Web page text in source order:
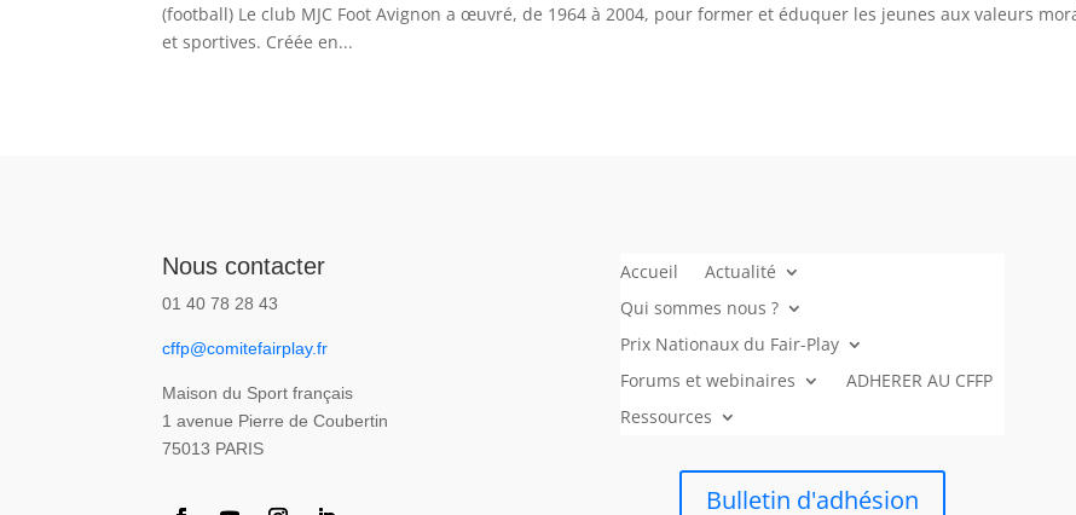
(football) Le club MJC Foot Avignon a œuvré, de 1964 à 2004, pour former et éduquer les jeunes aux valeurs
et sportives. Créée en...
Nous contacter
01 40 78 28 43
cffp@comitefairplay.fr
Maison du Sport français
1 avenue Pierre de Coubertin
75013 PARIS
Accueil
Actualité
Qui sommes nous ?
Prix Nationaux du Fair-Play
Forums et webinaires
ADHERER AU CFFP
Ressources
Bulletin d'adhésion